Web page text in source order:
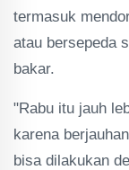
termasuk
atau bersepeda
bakar.
"Rabu itu jauh
karena
bisa dilakukan